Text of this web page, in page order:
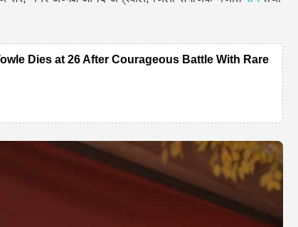
Dies at 26 After Courageous Battle With Rare